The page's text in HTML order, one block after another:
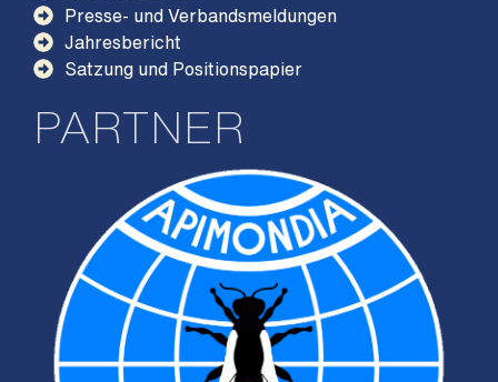
Presse- und Verbandsmeldungen
Jahresbericht
Satzung und Positionspapier
PARTNER